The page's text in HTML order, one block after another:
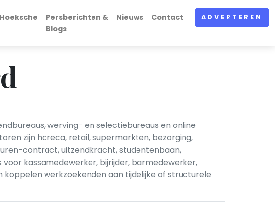
Persberichten &
Blogs
Nieuws Contact ADVERTEREN
werving- en selectiebureaus en online
zijn horeca, retail, supermarkten, bezorging,
contract, uitzendkracht, studentenbaan,
kassamedewerker, bijrijder, barmedewerker,
werkzoekenden aan tijdelijke of structurele